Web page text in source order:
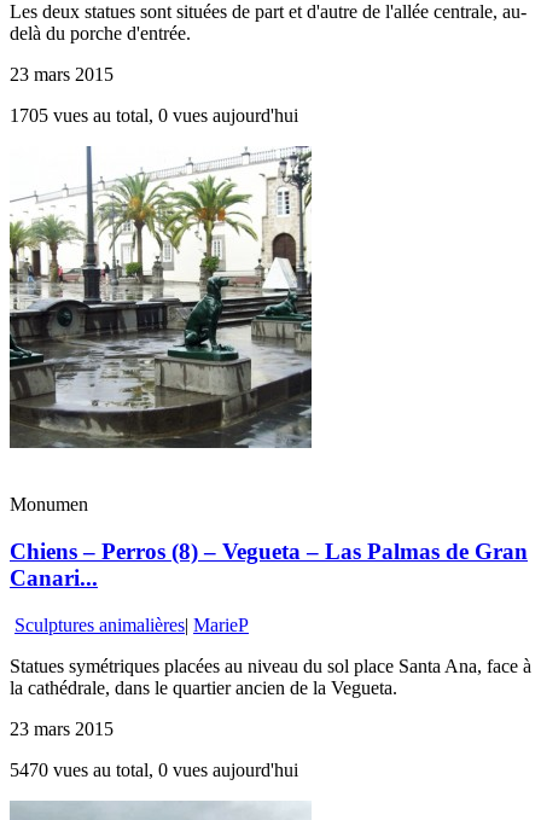
Les deux statues sont situées de part et d'autre de l'allée centrale, au-
delà du porche d'entrée.
23 mars 2015
1705 vues au total, 0 vues aujourd'hui
Monumen
Chiens – Perros (8) – Vegueta – Las Palmas de Gran
Canari...
Sculptures animalières| MarieP
Statues symétriques placées au niveau du sol place Santa Ana, face à
la cathédrale, dans le quartier ancien de la Vegueta.
23 mars 2015
5470 vues au total, 0 vues aujourd'hui